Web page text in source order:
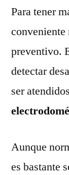
Para tener
preventivo.
detectar
ser
Aunque
es bastante